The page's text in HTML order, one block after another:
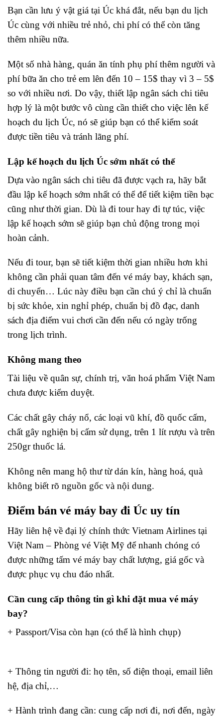
Bạn cần lưu ý vật giá tại Úc khá đắt, nếu bạn du lịch
Úc cùng với nhiều trẻ nhỏ, chi phí có thể còn tăng
thêm nhiều nữa.
Một số nhà hàng, quán ăn tính phụ phí thêm người và
phí bữa ăn cho trẻ em lên đến 10 – 15$ thay vì 3 – 5$
so với nhiều nơi. Do vậy, thiết lập ngân sách chi tiêu
hợp lý là một bước vô cùng cần thiết cho việc lên kế
hoạch du lịch Úc, nó sẽ giúp bạn có thể kiểm soát
được tiền tiêu và tránh lãng phí.
Lập kế hoạch du lịch Úc sớm nhất có thể
Dựa vào ngân sách chi tiêu đã được vạch ra, hãy bắt
đầu lập kế hoạch sớm nhất có thể để tiết kiệm tiền bạc
cũng như thời gian. Dù là đi tour hay đi tự túc, việc
lập kế hoạch sớm sẽ giúp bạn chủ động trong mọi
hoàn cảnh.
Nếu đi tour, bạn sẽ tiết kiệm thời gian nhiều hơn khi
không cần phải quan tâm đến vé máy bay, khách sạn,
di chuyển… Lúc này điều bạn cần chú ý chỉ là chuẩn
bị sức khỏe, xin nghỉ phép, chuẩn bị đồ đạc, danh
sách địa điểm vui chơi cần đến nếu có ngày trống
trong lịch trình.
Không mang theo
Tài liệu về quân sự, chính trị, văn hoá phẩm Việt Nam
chưa được kiểm duyệt.
Các chất gây cháy nổ, các loại vũ khí, đồ quốc cấm,
chất gây nghiện bị cấm sử dụng, trên 1 lít rượu và trên
250gr thuốc lá.
Không nên mang hộ thư từ dán kín, hàng hoá, quà
không biết rõ nguồn gốc và nội dung.
Điểm bán vé máy bay đi Úc uy tín
Hãy liên hệ về đại lý chính thức Vietnam Airlines tại
Việt Nam – Phòng vé Việt Mỹ để nhanh chóng có
được những tấm vé máy bay chất lượng, giá gốc và
được phục vụ chu đáo nhất.
Cần cung cấp thông tin gì khi đặt mua vé máy
bay?
+ Passport/Visa còn hạn (có thể là hình chụp)
+ Thông tin người đi: họ tên, số điện thoại, email liên
hệ, địa chỉ,…
+ Hành trình đang cần: cung cấp nơi đi, nơi đến, ngày